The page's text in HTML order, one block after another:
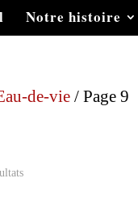
Notre histoire
de-vie / Page 9